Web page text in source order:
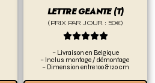
LETTRE GEANTE (T)
(PRIX PAR JOUR : 50€)

– Livraison en Belgique
– Inclus montage / démontage
– Dimension entre 100 & 120 cm